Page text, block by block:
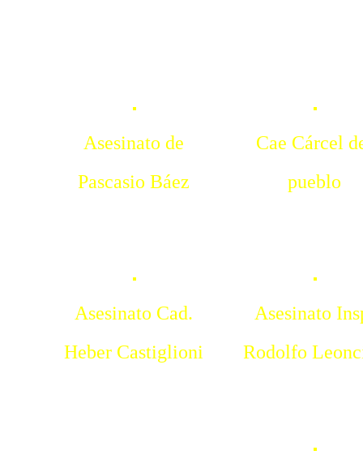
Asesinato de
Pascasio Báez
Cae Cárcel
pueblo
Asesinato Cad.
Heber Castiglioni
Asesinato
Rodolfo